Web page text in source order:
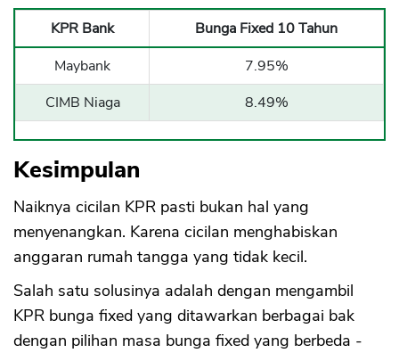
KPR Bank
Bunga Fixed 10 Tahun
Maybank
7.95%
CIMB Niaga
8.49%
Kesimpulan
Naiknya cicilan KPR pasti bukan hal yang
menyenangkan. Karena cicilan menghabiskan
anggaran rumah tangga yang tidak kecil.
Salah satu solusinya adalah dengan mengambil
KPR bunga fixed yang ditawarkan berbagai bak
dengan pilihan masa bunga fixed yang berbeda -